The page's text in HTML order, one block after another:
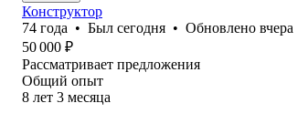
Конструктор
74 года • Был сегодня • Обновлено вчера
50 000 ₽
Рассматривает предложения
Общий опыт
8 лет 3 месяца